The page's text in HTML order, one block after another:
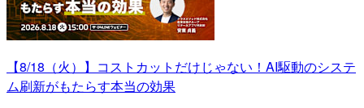
【8/18（火）】コストカットだけじゃない！AI駆動のシステ
ム刷新がもたらす本当の効果